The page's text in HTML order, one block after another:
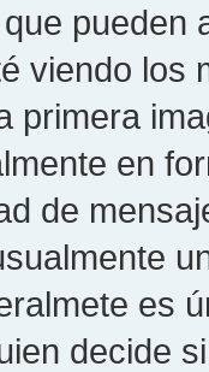
pueden
viendo los
primera
en
de
es
decide